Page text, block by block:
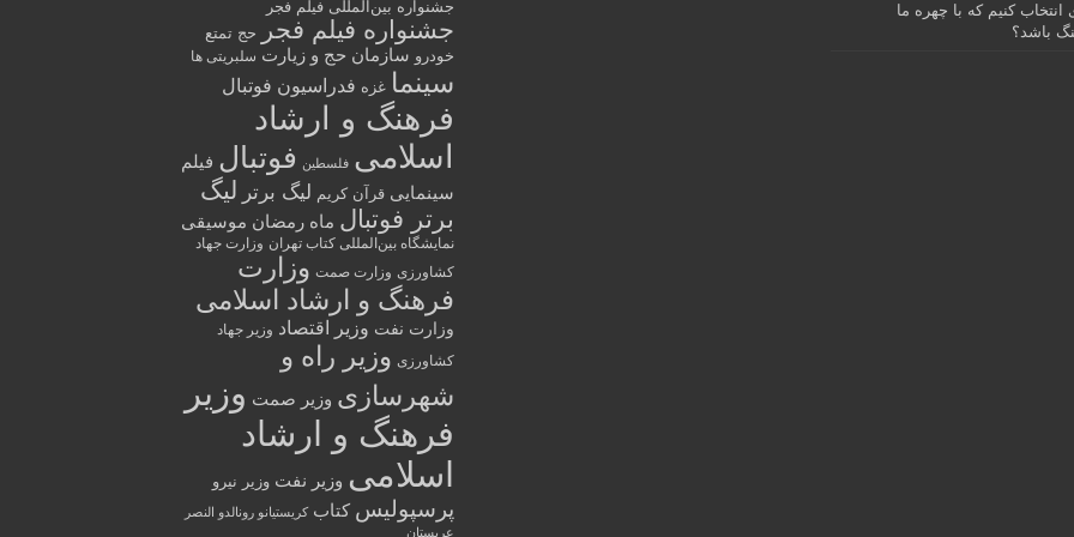
انتخاب کنیم که با چهره ما
باشد؟
جشنواره بین‌المللی فیلم فجر
جشنواره فیلم فجر
حج تمتع
خودرو سازمان حج و زیارت سلبریتی ها
سینما غزه فدراسیون فوتبال
فرهنگ و ارشاد
اسلامی فلسطین فوتبال فیلم
سینمایی قرآن کریم لیگ برتر لیگ
برتر فوتبال ماه رمضان موسیقی
نمایشگاه بین‌المللی کتاب تهران وزارت جهاد
کشاورزی وزارت صمت وزارت
فرهنگ و ارشاد اسلامی
وزارت نفت وزیر اقتصاد وزیر جهاد
کشاورزی وزیر راه و
شهرسازی وزیر صمت وزیر
فرهنگ و ارشاد
اسلامی وزیر نفت وزیر نیرو
پرسپولیس کتاب کریستیانو رونالدو النصر
عربستان